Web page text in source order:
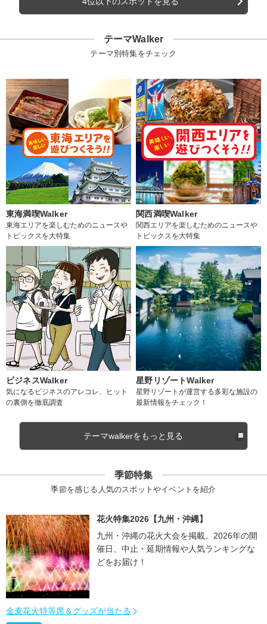
テーマWalker
テーマ別特集をチェック
東海満喫Walker
東海エリアを楽しむためのニュースや
トピックスを大特集
関西満喫Walker
関西エリアを楽しむためのニュースや
トピックスを大特集
ビジネスWalker
気になるビジネスのアレコレ、ヒット
の裏側を徹底調査
星野リゾートWalker
星野リゾートが運営する多彩な施設の
最新情報をチェック！
テーマwalkerをもっと見る
季節特集
季節を感じる人気のスポットやイベントを紹介
花火特集2026【九州・沖縄】
九州・沖縄の花火大会を掲載。2026年の開
催日、中止・延期情報や人気ランキングな
どをお届け！
金麦花火特等席＆グッズが当たる